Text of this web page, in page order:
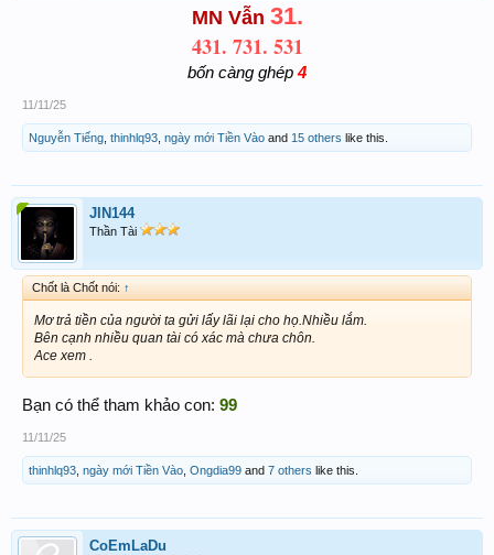
MN Vẫn 31.
431. 731. 531
bốn càng ghép4
11/11/25
Nguyễn Tiếng thinhlq93 ngày mới Tiền Vào and 15 others like this.
JIN144
Thần Tài
Chốt là Chốt nói: ↑
Mơ trả tiền của người ta gửi lấy lãi lại cho họ.Nhiều lắm.
Bên cạnh nhiều quan tài có xác mà chưa chôn.
Ace xem .
Bạn có thể tham khảo con: 99
11/11/25
thinhlq93 ngày mới Tiền Vào Ongdia99 and 7 others like this.
CoEmLaDu